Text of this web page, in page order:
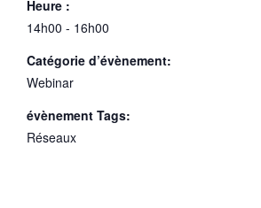
Heure :
14h00 - 16h00
Catégorie d’évènement:
Webinar
évènement Tags:
Réseaux